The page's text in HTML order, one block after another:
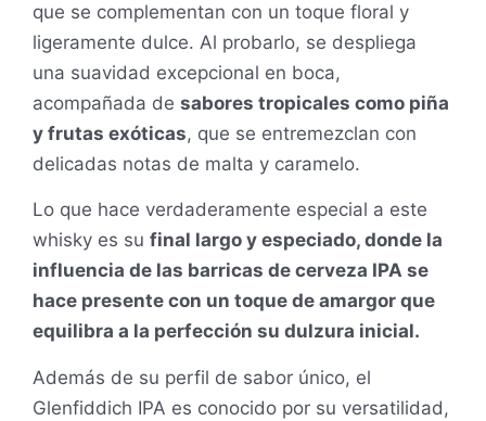
que se complementan con un toque floral y
ligeramente dulce. Al probarlo, se despliega
una suavidad excepcional en boca,
acompañada de sabores tropicales como piña
y frutas exóticas, que se entremezclan con
delicadas notas de malta y caramelo.
Lo que hace verdaderamente especial a este
whisky es su final largo y especiado, donde la
influencia de las barricas de cerveza IPA se
hace presente con un toque de amargor que
equilibra a la perfección su dulzura inicial.
Además de su perfil de sabor único, el
Glenfiddich IPA es conocido por su versatilidad,